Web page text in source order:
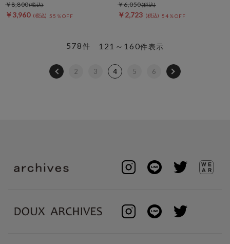
￥3,960 55％OFF
￥8,800
￥2,723 54％OFF
￥6,050
121～160件表示
578件
2 3 4 5 6